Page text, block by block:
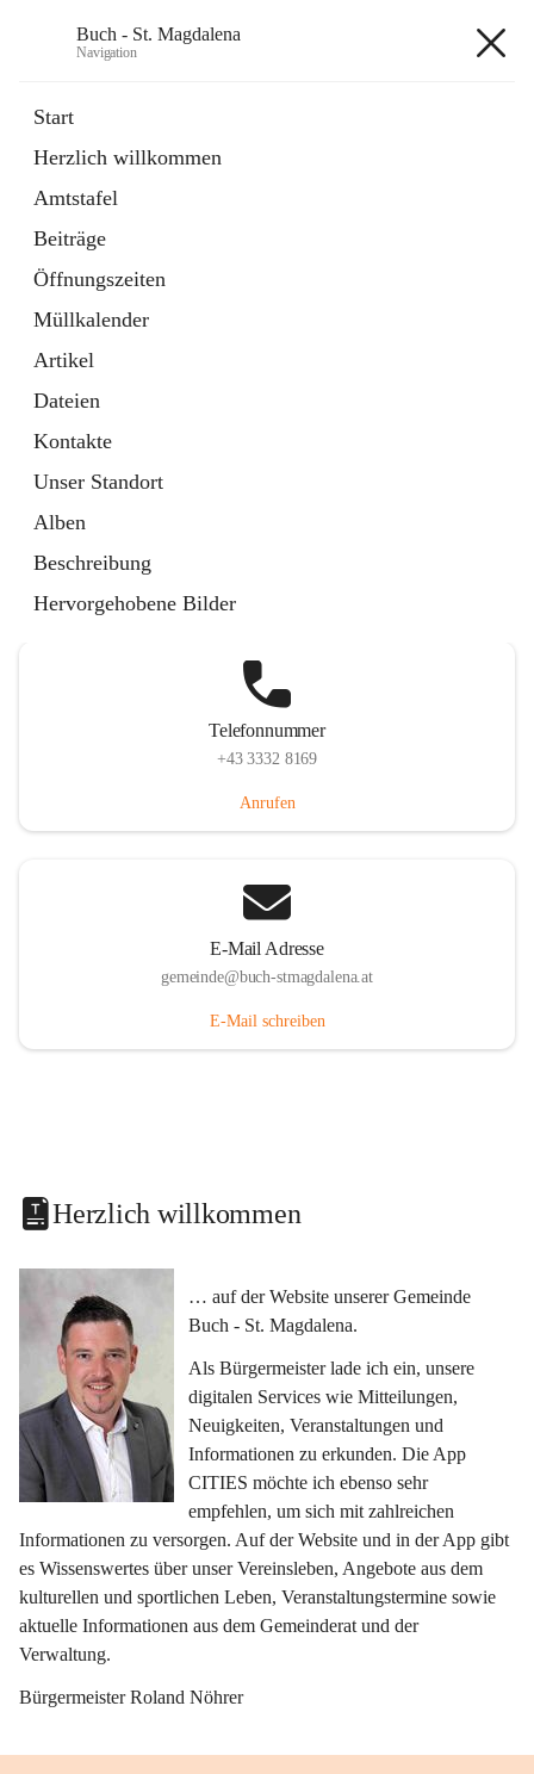
Buch - St. Magdalena
Navigation
Start
Herzlich willkommen
Amtstafel
Beiträge
Öffnungszeiten
Müllkalender
Artikel
Dateien
Kontakte
Unser Standort
Alben
Beschreibung
Hervorgehobene Bilder
11 Schnellzugriffe
Bürgerservice
10 Schnellzugriffe
Telefonnummer
+43 3332 8169
Anrufen
E-Mail Adresse
gemeinde@buch-stmagdalena.at
E-Mail schreiben
Herzlich willkommen
… auf der Website unserer Gemeinde
Buch - St. Magdalena.
Als Bürgermeister lade ich ein, unsere
digitalen Services wie Mitteilungen,
Neuigkeiten, Veranstaltungen und
Informationen zu erkunden. Die App
CITIES möchte ich ebenso sehr
empfehlen, um sich mit zahlreichen
Informationen zu versorgen. Auf der Website und in der App gibt
es Wissenswertes über unser Vereinsleben, Angebote aus dem
kulturellen und sportlichen Leben, Veranstaltungstermine sowie
aktuelle Informationen aus dem Gemeinderat und der
Verwaltung.
Bürgermeister Roland Nöhrer